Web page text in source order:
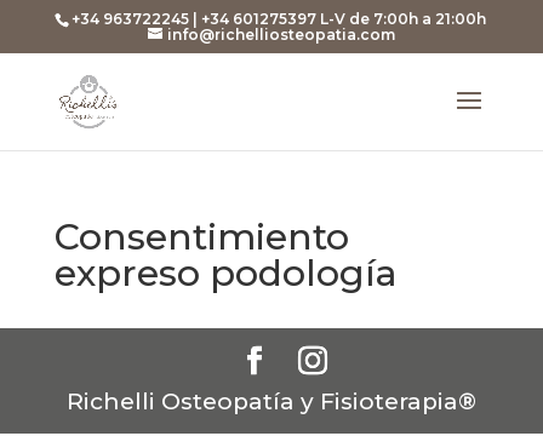
+34 963722245 | +34 601275397 L-V de 7:00h a 21:00h
info@richelliosteopatia.com
Consentimiento
expreso podología
Richelli Osteopatía y Fisioterapia®